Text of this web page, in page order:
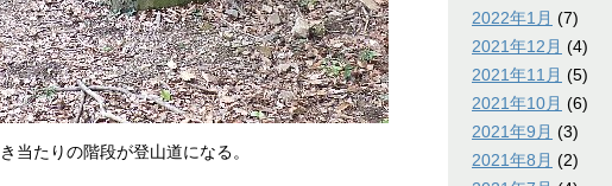
当たりの階段が登山道になる。
2022年1月 (7)
2021年12月 (4)
2021年11月 (5)
2021年10月 (6)
2021年9月 (3)
2021年8月 (2)